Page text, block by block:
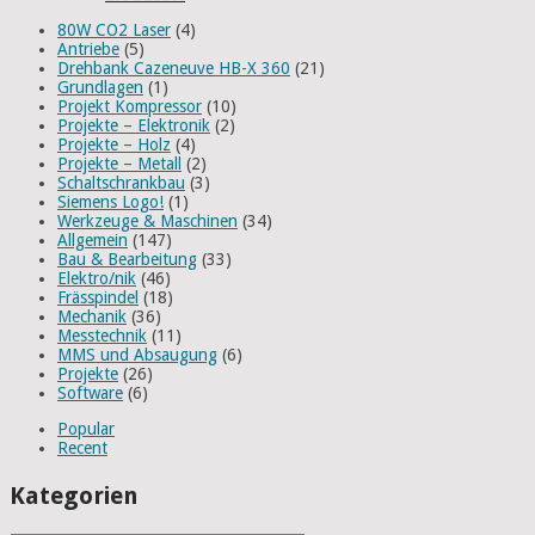
80W CO2 Laser (4)
Antriebe (5)
Drehbank Cazeneuve HB-X 360 (21)
Grundlagen (1)
Projekt Kompressor (10)
Projekte – Elektronik (2)
Projekte – Holz (4)
Projekte – Metall
(2)
Schaltschrankbau (3)
Siemens Logo! (1)
Werkzeuge & Maschinen (34)
Allgemein (147)
Bau & Bearbeitung (33)
Elektro/nik (46)
Frässpindel (18)
Mechanik (36)
Messtechnik (11)
MMS und Absaugung (6)
Projekte (26)
Software (6)
Popular
Recent
Kategorien